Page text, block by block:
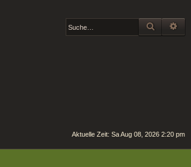
SUCHE
Aktuelle Zeit: Sa Aug 08, 2026 2:20 pm